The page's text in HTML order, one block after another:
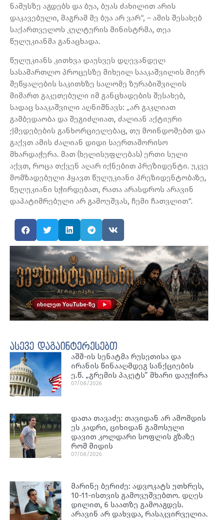
ნამუსზე აგდებს და ბუა, ბუას ძახილით არის
დაკავებული, მაგრამ მე ბუა არ ვარ“, – ამის შესახებ
საქართველოს კულტურის მინისტრმა, თეა
წულუკიანმა განაცხადა.
წულუკიანს კითხვა დაუსვეს დღევანდელ
სასამართლო პროცესზე მიხეილ სააკაშვილის მიერ
შეწყალების საკითხზე სალომე ზურაბიშვილის
მიმართ გაკეთებული იმ განცხადების შესახებ,
სადაც სააკაშვილი აღნიშნავს: „არ გაკლიათ
გამბედაობა და შეგიძლიათ, ძალიან აქტიური
ქმედებების განხორციელებაც, თუ მოინდომებთ და
გაქვთ ამის ძალიან დიდი საერთაშორისო
მხარდაჭერა. მათ (ხელისუფლებას) ერთი სული
აქვთ, როცა თქვენ აღარ იქნებით პრეზიდენტი. უკვე
მომზადებული ჰყავთ წულუკიანი პრეზიდენტობაზე,
წულუკიანი სჭირდებათ, რათა არასდროს არავინ
დაპატიმრებული არ გამოუშვას, ჩემი ჩათვლით“.
ასევე დაგაინტერესებთ
აშშ-ის სენატმა რუსეთისა და
ირანის წინააღმდეგ სანქციების
ე.წ. „გრემის პაკეტს” მხარი დაუჭირა
07/08/2026
დათა თავაძე: თავიდან არ ამომდის
ეს კადრი, ციხიდან გამოსული
დავით კოლდარი სოფლის გზაზე
რომ მიდის
07/08/2026
მარინე ბერიძე: ადვოკატს უთხრეს,
10-11-ისთვის გამოვუშვებთო. დღეს
დილით, 6 საათზე გამოაგდეს.
არავინ არ დახვდა, რასაკვირველია.